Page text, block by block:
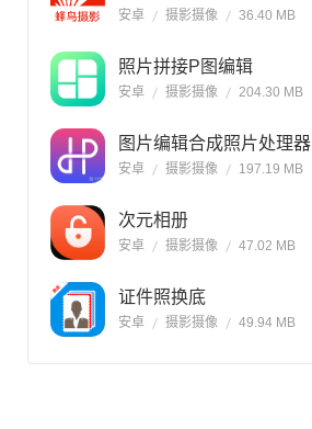
安卓 摄影摄像 36.40 MB
照片拼接P图编辑
安卓 摄影摄像 204.30 MB
图片编辑合成照片处理器
安卓 摄影摄像 197.19 MB
次元相册
安卓 摄影摄像 47.02 MB
证件照换底
安卓 摄影摄像 49.94 MB